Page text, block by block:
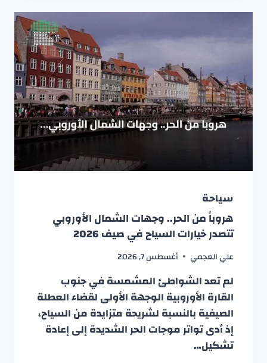
سياحة
هروباً من الحر.. وجهات الشمال الأوروبي
تتصدر خيارات السياح في صيف 2026
علي العجمي أغسطس 7, 2026
لم تعد الشواطئ المشمسة في جنوب
القارة الأوروبية الوجهة الأولى لقضاء العطلة
الصيفية بالنسبة لشريحة متزايدة من السياح،
إذ أدى تواتر موجات الحر الشديدة إلى إعادة
تشكيل…